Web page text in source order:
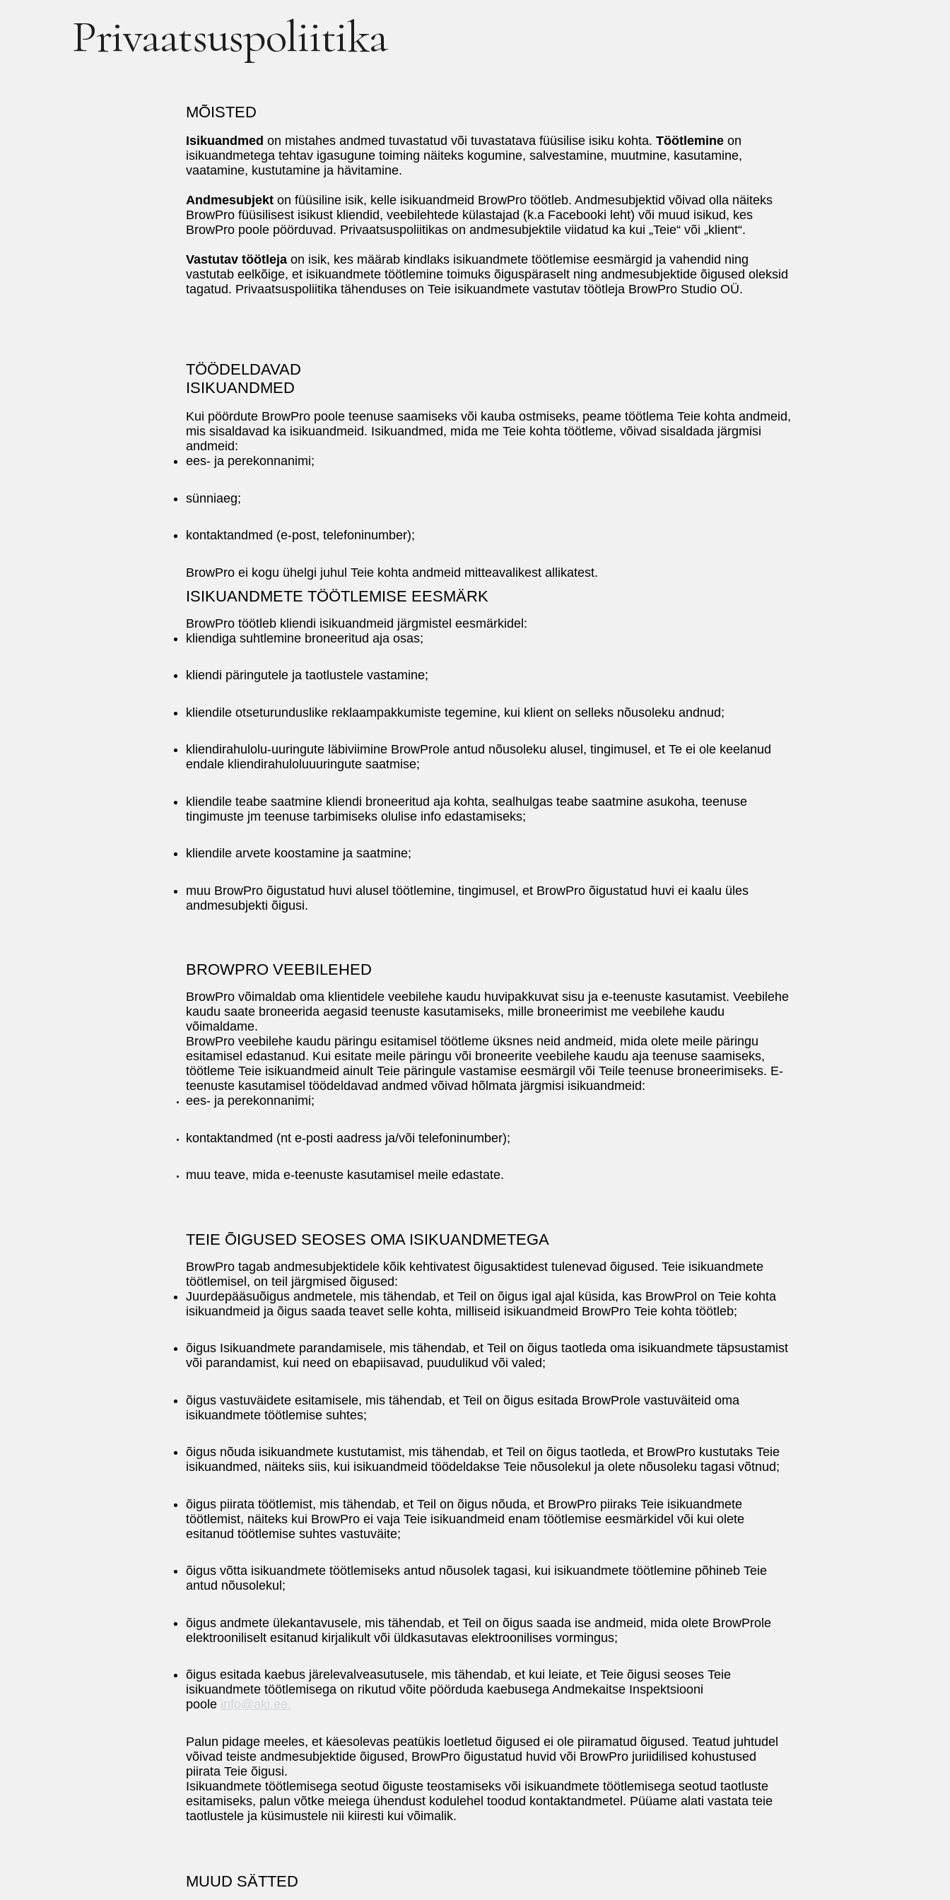
Privaatsuspoliitika
MÕISTED
Isikuandmed on mistahes andmed tuvastatud või tuvastatava füüsilise isiku kohta. Töötlemineon
isikuandmetega tehtav igasugune toiming näiteks kogumine, salvestamine, muutmine, kasutamine,
vaatamine, kustutamine ja hävitamine.
Andmesubjekton füüsiline isik, kelle isikuandmeid BrowPro töötleb. Andmesubjektid võivad olla näiteks
BrowPro füüsilisest isikust kliendid, veebilehtede külastajad (k.a Facebooki leht) või muud isikud, kes
BrowPro poole pöörduvad. Privaatsuspoliitikas on andmesubjektile viidatud ka kui „Teie“ või „klient“.
Vastutav töötlejaon isik, kes määrab kindlaks isikuandmete töötlemise eesmärgid ja vahendid ning
vastutab eelkõige, et isikuandmete töötlemine toimuks õiguspäraselt ning andmesubjektide õigused oleksid
tagatud. Privaatsuspoliitika tähenduses on Teie isikuandmete vastutav töötleja BrowPro Studio OÜ.
TÖÖDELDAVAD
ISIKUANDMED
Kui pöördute BrowPro poole teenuse saamiseks või kauba ostmiseks, peame töötlema Teie kohta andmeid,
mis sisaldavad ka isikuandmeid. Isikuandmed, mida me Teie kohta töötleme, võivad sisaldada järgmisi
andmeid:
ees- ja perekonnanimi;
sünniaeg;
kontaktandmed (e-post, telefoninumber);
BrowPro ei kogu ühelgi juhul Teie kohta andmeid mitteavalikest allikatest.
ISIKUANDMETE TÖÖTLEMISE EESMÄRK
BrowPro töötleb kliendi isikuandmeid järgmistel eesmärkidel:
kliendiga suhtlemine broneeritud aja osas;
kliendi päringutele ja taotlustele vastamine;
kliendile otseturunduslike reklaampakkumiste tegemine, kui klient on selleks nõusoleku andnud;
kliendirahulolu-uuringute läbiviimine BrowProle antud nõusoleku alusel, tingimusel, et Te ei ole keelanud
endale kliendirahuloluuuringute saatmise;
kliendile teabe saatmine kliendi broneeritud aja kohta, sealhulgas teabe saatmine asukoha, teenuse
tingimuste jm teenuse tarbimiseks olulise info edastamiseks;
kliendile arvete koostamine ja saatmine;
muu BrowPro õigustatud huvi alusel töötlemine, tingimusel, et BrowPro õigustatud huvi ei kaalu üles
andmesubjekti õigusi.
BROWPRO VEEBILEHED
BrowPro võimaldab oma klientidele veebilehe kaudu huvipakkuvat sisu ja e-teenuste kasutamist. Veebilehe
kaudu saate broneerida aegasid teenuste kasutamiseks, mille broneerimist me veebilehe kaudu
võimaldame.
BrowPro veebilehe kaudu päringu esitamisel töötleme üksnes neid andmeid, mida olete meile päringu
esitamisel edastanud. Kui esitate meile päringu või broneerite veebilehe kaudu aja teenuse saamiseks,
töötleme Teie isikuandmeid ainult Teie päringule vastamise eesmärgil või Teile teenuse broneerimiseks. E-
teenuste kasutamisel töödeldavad andmed võivad hõlmata järgmisi isikuandmeid:
ees- ja perekonnanimi;
kontaktandmed (nt e-posti aadress ja/või telefoninumber);
muu teave, mida e-teenuste kasutamisel meile edastate.
TEIE ÕIGUSED SEOSES OMA ISIKUANDMETEGA
BrowPro tagab andmesubjektidele kõik kehtivatest õigusaktidest tulenevad õigused. Teie isikuandmete
töötlemisel, on teil järgmised õigused:
Juurdepääsuõigus andmetele, mis tähendab, et Teil on õigus igal ajal küsida, kas BrowProl on Teie kohta
isikuandmeid ja õigus saada teavet selle kohta, milliseid isikuandmeid BrowPro Teie kohta töötleb;
õigus Isikuandmete parandamisele, mis tähendab, et Teil on õigus taotleda oma isikuandmete täpsustamist
või parandamist, kui need on ebapiisavad, puudulikud või valed;
õigus vastuväidete esitamisele, mis tähendab, et Teil on õigus esitada BrowProle vastuväiteid oma
isikuandmete töötlemise suhtes;
õigus nõuda isikuandmete kustutamist, mis tähendab, et Teil on õigus taotleda, et BrowPro kustutaks Teie
isikuandmed, näiteks siis, kui isikuandmeid töödeldakse Teie nõusolekul ja olete nõusoleku tagasi võtnud;
õigus piirata töötlemist, mis tähendab, et Teil on õigus nõuda, et BrowPro piiraks Teie isikuandmete
töötlemist, näiteks kui BrowPro ei vaja Teie isikuandmeid enam töötlemise eesmärkidel või kui olete
esitanud töötlemise suhtes vastuväite;
õigus võtta isikuandmete töötlemiseks antud nõusolek tagasi, kui isikuandmete töötlemine põhineb Teie
antud nõusolekul;
õigus andmete ülekantavusele, mis tähendab, et Teil on õigus saada ise andmeid, mida olete BrowProle
elektrooniliselt esitanud kirjalikult või üldkasutavas elektroonilises vormingus;
õigus esitada kaebus järelevalveasutusele, mis tähendab, et kui leiate, et Teie õigusi seoses Teie
isikuandmete töötlemisega on rikutud võite pöörduda kaebusega Andmekaitse Inspektsiooni
poole info@aki.ee.
Palun pidage meeles, et käesolevas peatükis loetletud õigused ei ole piiramatud õigused. Teatud juhtudel
võivad teiste andmesubjektide õigused, BrowPro õigustatud huvid või BrowPro juriidilised kohustused
piirata Teie õigusi.
Isikuandmete töötlemisega seotud õiguste teostamiseks või isikuandmete töötlemisega seotud taotluste
esitamiseks, palun võtke meiega ühendust kodulehel toodud kontaktandmetel. Püüame alati vastata teie
taotlustele ja küsimustele nii kiiresti kui võimalik.
MUUD SÄTTED